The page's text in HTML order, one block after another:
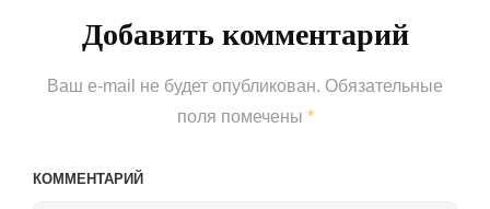
Добавить комментарий
Ваш e-mail не будет опубликован. Обязательные
поля помечены *
КОММЕНТАРИЙ